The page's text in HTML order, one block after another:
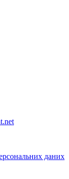
даних